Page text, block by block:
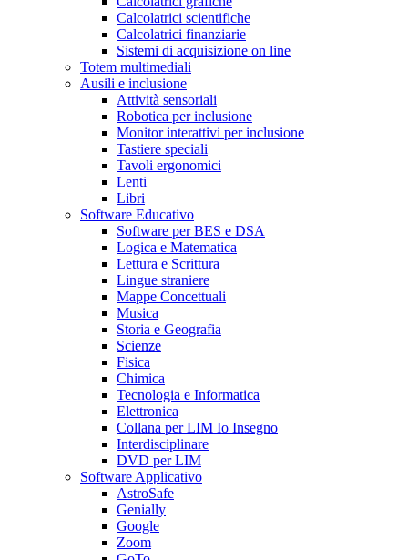
Calcolatrici scientifiche
Calcolatrici finanziarie
Sistemi di acquisizione on line
Totem multimediali
Ausili e inclusione
Attività sensoriali
Robotica per inclusione
Monitor interattivi per inclusione
Tastiere speciali
Tavoli ergonomici
Lenti
Libri
Software Educativo
Software per BES e DSA
Logica e Matematica
Lettura e Scrittura
Lingue straniere
Mappe Concettuali
Musica
Storia e Geografia
Scienze
Fisica
Chimica
Tecnologia e Informatica
Elettronica
Collana per LIM Io Insegno
Interdisciplinare
DVD per LIM
Software Applicativo
AstroSafe
Genially
Google
Zoom